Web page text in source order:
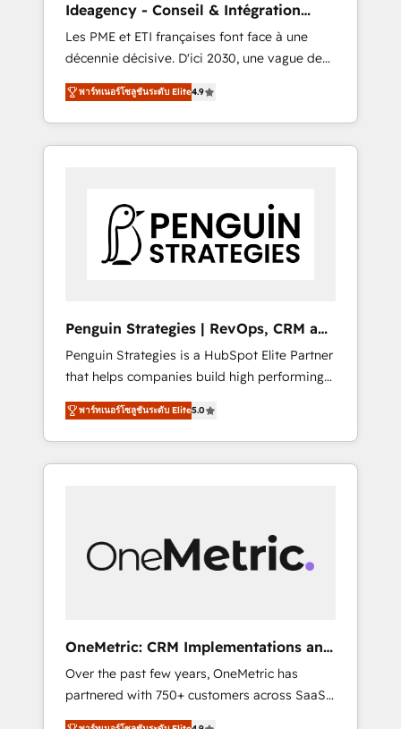
extensibility. When you work with Aptitude 8,
you get a team – not an individual – with
embedded consulting, strategy,
development, and project management. We
have 100% US-based, FTE team members.
We offer project-based and managed
services engagements that include new
extensibility, custom development, and
ongoing RevOps support.
Ideagency - Conseil & Intégration
HubSpot
Les PME et ETI françaises font face à une
décennie décisive. D'ici 2030, une vague de
consolidation va recomposer le marché.
Seules survivront les entreprises qui auront
réussi leur transformation. Le problème ?
58% des dirigeants savent que l'IA est vitale
leurs données. C'est le paradoxe français :
conscience totale, action nulle. La solution
s'appelle l'Entreprise Augmentée. Ce n'est pas
Pas pour remplacer l'humain, mais pour
l'augmenter. Chez Ideagency, nous
accompagnons cette transformation. D'abord
les fondations : des données unifiées, des
processus alignés. Ensuite l'augmentation :
l'IA là où elle crée de la valeur. Et surtout :
l'humain qui reste au centre. Parce que la
พาร์ทเนอร์โซลูชันระดับ Elite4.9
Penguin Strategies | RevOps, CRM and
AI
Penguin Strategies is a HubSpot Elite Partner
that helps companies build high performing
revenue operations across complex sales
cycles, multi system environments and global
SaaS or manufacturing teams. Trusted by
leading enterprises and fast growing scale
architecture 🔗 CRM migrations & End to end
integrations 🤖 AI workflows & enrichment 📘
rely on for scalable revenue insights.
พาร์ทเนอร์โซลูชันระดับ Elite5.0
OneMetric: CRM Implementations and
GTM engineering
Over the past few years, OneMetric has
partnered with 750+ customers across SaaS,
fintech, healthcare, real estate, and other